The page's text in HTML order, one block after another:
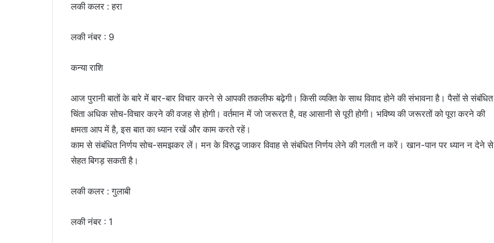
लकी कलर : हरा
लकी नंबर : 9
कन्या राशि
आज पुरानी बातों के बारे में बार-बार विचार करने से आपकी तकलीफ बढ़ेगी। किसी व्यक्ति के साथ विवाद होने की संभावना है। पैसों से संबंधित
चिंता अधिक सोच-विचार करने की वजह से होगी। वर्तमान में जो जरूरत है, वह आसानी से पूरी होगी। भविष्य की जरूरतों को पूरा करने की
क्षमता आप में है, इस बात का ध्यान रखें और काम करते रहें।
काम से संबंधित निर्णय सोच-समझकर लें। मन के विरुद्ध जाकर विवाह से संबंधित निर्णय लेने की गलती न करें। खान-पान पर ध्यान न देने से
सेहत बिगड़ सकती है।
लकी कलर : गुलाबी
लकी नंबर : 1